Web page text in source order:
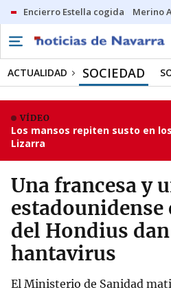
Encierro Estella cogida Merino
ACTUALIDAD SOCIEDAD
VÍDEO
Los mansos repiten susto en
Lizarra
Una francesa y
estadounidense
del Hondius
hantavirus
El Ministerio de Sanidad